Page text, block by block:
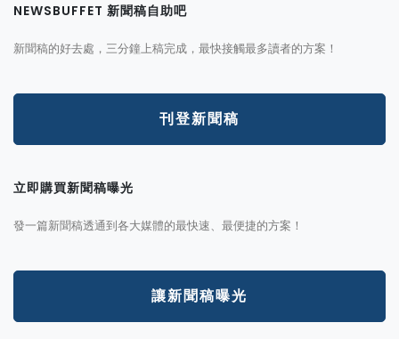
NEWSBUFFET 新聞稿自助吧
新聞稿的好去處，三分鐘上稿完成，最快接觸最多讀者的方案！
刊登新聞稿
立即購買新聞稿曝光
發一篇新聞稿透通到各大媒體的最快速、最便捷的方案！
讓新聞稿曝光